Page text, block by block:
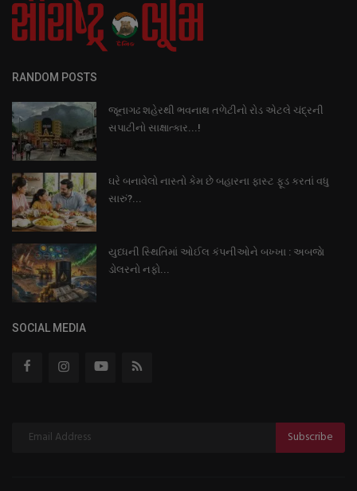
RANDOM POSTS
જૂનાગઢ શહેરથી ભવનાથ તળેટીનો રોડ એટલે ચંદ્રની
સપાટીનો સાક્ષાત્કાર...!
ઘરે બનાવેલો નાસ્તો કેમ છે બહારના ફાસ્ટ ફૂડ કરતાં વધુ
સારું?...
યુધ્ધની સ્થિતિમાં ઓઈલ કંપનીઓને બખ્ખા : અબજાે
ડોલરનો નફો...
SOCIAL MEDIA
Subscribe